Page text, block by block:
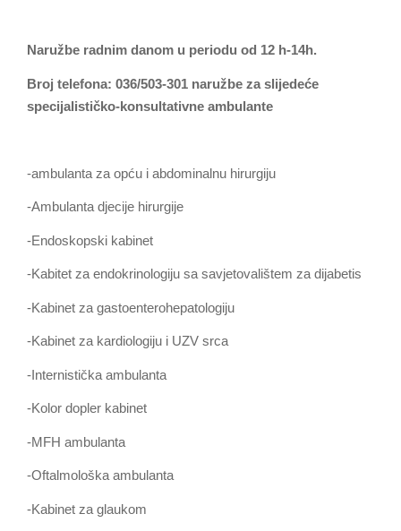
Naružbe radnim danom u periodu od 12 h-14h.
Broj telefona: 036/503-301 naružbe za slijedeće
specijalističko-konsultativne ambulante
-ambulanta za opću i abdominalnu hirurgiju
-Ambulanta djecije hirurgije
-Endoskopski kabinet
-Kabitet za endokrinologiju sa savjetovalištem za dijabetis
-Kabinet za gastoenterohepatologiju
-Kabinet za kardiologiju i UZV srca
-Internistička ambulanta
-Kolor dopler kabinet
-MFH ambulanta
-Oftalmološka ambulanta
-Kabinet za glaukom